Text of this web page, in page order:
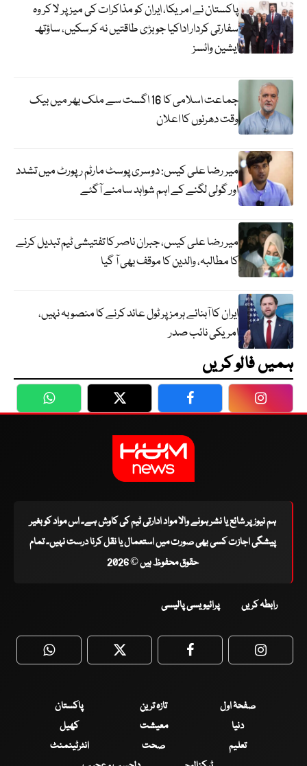
پاکستان نے امریکا، ایران کو مذاکرات کی میز پر لا کر وہ
سفارتی کردار اداکیا جو بڑی طاقتیں نہ کرسکیں، ساؤتھ
ایشین وائسز
جماعت اسلامی کا 16 اگست سے ملک بھر میں بیک
وقت دھرنوں کا اعلان
میر رضا علی کیس: دوسری پوسٹ مارٹم رپورٹ میں تشدد
اور گولی لگنے کے اہم شواہد سامنے آگئے
میر رضا علی کیس، جبران ناصر کا تفتیشی ٹیم تبدیل کرنے
کا مطالبہ، والدین کا موقف بھی آ گیا
ایران کا آبنائے ہرمز پر ٹول عائد کرنے کا منصوبہ نہیں،
امریکی نائب صدر
ہمیں فالو کریں
WhatsApp Twitter Facebook
ہم نیوز پر شائع یا نشر ہونے والا مواد ادارتی ٹیم کی کاوش ہے۔ اس مواد کو بغیر
پیشگی اجازت کسی بھی صورت میں استعمال یا نقل کرنا درست نہیں۔ تمام
حقوق محفوظ ہیں © 2026
رابطہ کریں پرائیویسی پالیسی
WhatsApp Twitter Facebook
صفحۂ اول تازہ ترین
پاکستان
دنیا
معیشت
کھیل
تعلیم
صحت
انٹرٹینمنٹ